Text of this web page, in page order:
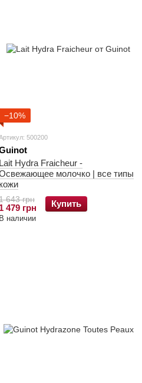
−10%
500200
Lait Hydra Fraicheur -
молочко | все типы
кожи
643 грн
1 479 грн Купить
В наличии